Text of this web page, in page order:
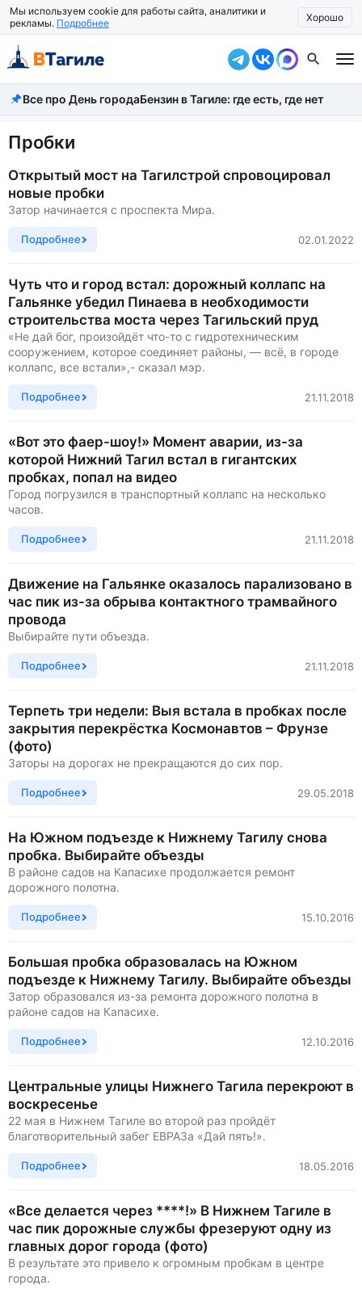
Мы используем cookie для работы сайта, аналитики и
рекламы. Подробнее Хорошо
Все новости
Происшествия
Город
Власть
Жизнь
Общество
Рассказать новость
Все про День городаБензин в Тагиле: где есть, где нет
Пробки
Открытый мост на Тагилстрой спровоцировал
новые пробки
Затор начинается с проспекта Мира.
Подробнее 02.01.2022
Чуть что и город встал: дорожный коллапс на
Гальянке убедил Пинаева в необходимости
строительства моста через Тагильский пруд
«Не дай бог, произойдёт что-то с гидротехническим
сооружением, которое соединяет районы, — всё, в городе
коллапс, все встали»,- сказал мэр.
Подробнее 21.11.2018
«Вот это фаер-шоу!» Момент аварии, из-за
которой Нижний Тагил встал в гигантских
пробках, попал на видео
Город погрузился в транспортный коллапс на несколько
часов.
Подробнее 21.11.2018
Движение на Гальянке оказалось парализовано в
час пик из-за обрыва контактного трамвайного
провода
Выбирайте пути объезда.
Подробнее 21.11.2018
Терпеть три недели: Выя встала в пробках после
закрытия перекрёстка Космонавтов – Фрунзе
(фото)
Заторы на дорогах не прекращаются до сих пор.
Подробнее 29.05.2018
На Южном подъезде к Нижнему Тагилу снова
пробка. Выбирайте объезды
В районе садов на Капасихе продолжается ремонт
дорожного полотна.
Подробнее 15.10.2016
Большая пробка образовалась на Южном
подъезде к Нижнему Тагилу. Выбирайте объезды
Затор образовался из-за ремонта дорожного полотна в
районе садов на Капасихе.
Подробнее 12.10.2016
Центральные улицы Нижнего Тагила перекроют в
воскресенье
22 мая в Нижнем Тагиле во второй раз пройдёт
благотворительный забег ЕВРАЗа «Дай пять!».
Подробнее 18.05.2016
«Все делается через ****!» В Нижнем Тагиле в
час пик дорожные службы фрезеруют одну из
главных дорог города (фото)
В результате это привело к огромным пробкам в центре
города.